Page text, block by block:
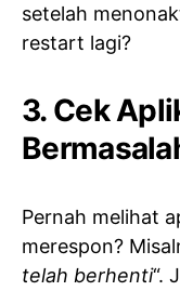
setelah
restart lagi?
3. Cek
Pernah melihat
merespon?
telah berhenti“.